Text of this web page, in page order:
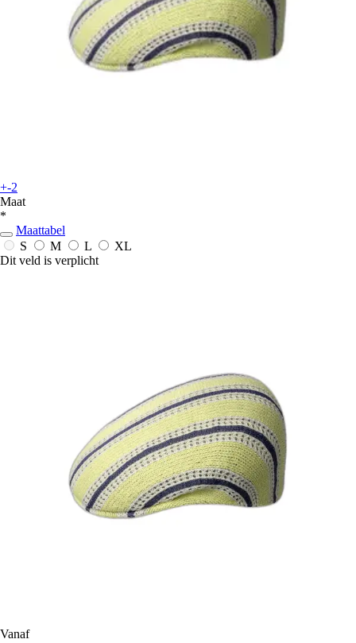
+-2
Maat
*
Maattabel
S
M L
XL
Dit veld is verplicht
Vanaf